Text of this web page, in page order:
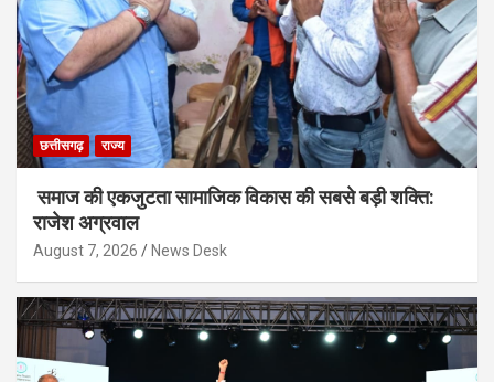
छत्तीसगढ़ राज्य
समाज की एकजुटता सामाजिक विकास की सबसे बड़ी शक्ति:
राजेश अग्रवाल
August 7, 2026 News Desk